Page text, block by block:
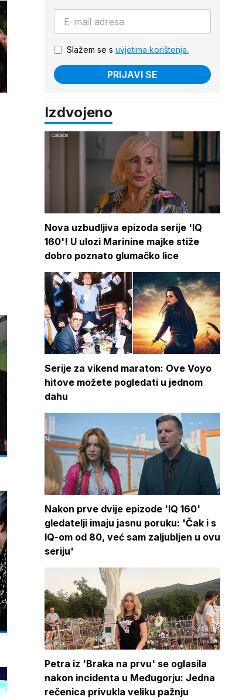
Slažem se s uvjetima korištenja.
PRIJAVI SE
Izdvojeno
Nova uzbudljiva epizoda serije 'IQ
160'! U ulozi Marinine majke stiže
dobro poznato glumačko lice
Serije za vikend maraton: Ove Voyo
hitove možete pogledati u jednom
dahu
Nakon prve dvije epizode 'IQ 160'
gledatelji imaju jasnu poruku: 'Čak i s
IQ-om od 80, već sam zaljubljen u ovu
seriju'
Petra iz 'Braka na prvu' se oglasila
nakon incidenta u Međugorju: Jedna
rečenica privukla veliku pažnju